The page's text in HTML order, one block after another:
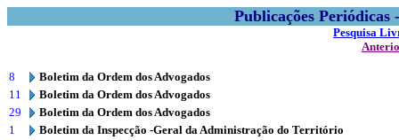
Publicações
Pesquisa
8
Boletim da Ordem dos Advogados
11
Boletim da Ordem dos Advogados
29
Boletim da Ordem dos Advogados
1
Boletim da Inspecção -Geral da Administração do Território